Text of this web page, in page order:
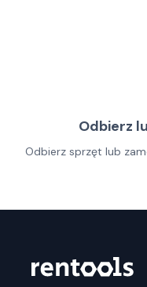
Odbierz
Odbierz sprzęt lub